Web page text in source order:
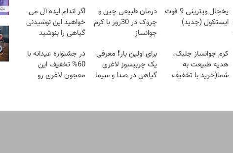
یخچال ویترینی 9 فوت
ایستکول (جدید)
درمان طبیعی چین و
چروک در 30روز با کرم
جوانساز
اگر اندام ایده آل می
خواهید این نوشیدنی
گیاهی را بنوشید
کرم جوانساز جلبک،
هدیه طبیعت به
شما(خرید با تخفیف
برای اولین بار❗ معرفی
یک چربیسوز لاغری
گیاهی در صدا و سیما
در جشنواره عیدانه با
60% تخفیف این
معجون لاغری رو